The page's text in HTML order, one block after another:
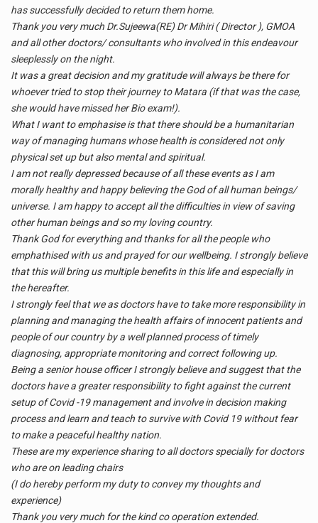
has successfully decided to return them home.
Thank you very much Dr.Sujeewa(RE) Dr Mihiri ( Director ), GMOA
and all other doctors/ consultants who involved in this endeavour
sleeplessly on the night.
It was a great decision and my gratitude will always be there for
whoever tried to stop their journey to Matara (if that was the case,
she would have missed her Bio exam!).
What I want to emphasise is that there should be a humanitarian
way of managing humans whose health is considered not only
physical set up but also mental and spiritual.
I am not really depressed because of all these events as I am
morally healthy and happy believing the God of all human beings/
universe. I am happy to accept all the difficulties in view of saving
other human beings and so my loving country.
Thank God for everything and thanks for all the people who
emphathised with us and prayed for our wellbeing. I strongly believe
that this will bring us multiple benefits in this life and especially in
the hereafter.
I strongly feel that we as doctors have to take more responsibility in
planning and managing the health affairs of innocent patients and
people of our country by a well planned process of timely
diagnosing, appropriate monitoring and correct following up.
Being a senior house officer I strongly believe and suggest that the
doctors have a greater responsibility to fight against the current
setup of Covid -19 management and involve in decision making
process and learn and teach to survive with Covid 19 without fear
to make a peaceful healthy nation.
These are my experience sharing to all doctors specially for doctors
who are on leading chairs
(I do hereby perform my duty to convey my thoughts and
experience)
Thank you very much for the kind co operation extended.